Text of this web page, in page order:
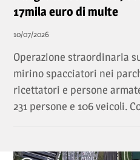
17mila euro di multe
10/07/2026
Operazione straordinaria
mirino spacciatori nei
ricettatori e persone
231 persone e 106 veicoli.